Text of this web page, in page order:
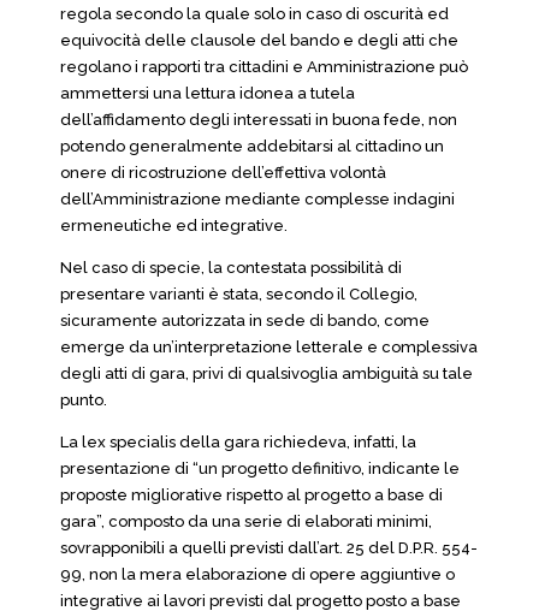
regola secondo la quale solo in caso di oscurità ed
equivocità delle clausole del bando e degli atti che
regolano i rapporti tra cittadini e Amministrazione può
ammettersi una lettura idonea a tutela
dell’affidamento degli interessati in buona fede, non
potendo generalmente addebitarsi al cittadino un
onere di ricostruzione dell’effettiva volontà
dell’Amministrazione mediante complesse indagini
ermeneutiche ed integrative.
Nel caso di specie, la contestata possibilità di
presentare varianti è stata, secondo il Collegio,
sicuramente autorizzata in sede di bando, come
emerge da un’interpretazione letterale e complessiva
degli atti di gara, privi di qualsivoglia ambiguità su tale
punto.
La lex specialis della gara richiedeva, infatti, la
presentazione di “un progetto definitivo, indicante le
proposte migliorative rispetto al progetto a base di
gara”, composto da una serie di elaborati minimi,
sovrapponibili a quelli previsti dall’art. 25 del D.P.R. 554-
99, non la mera elaborazione di opere aggiuntive o
integrative ai lavori previsti dal progetto posto a base